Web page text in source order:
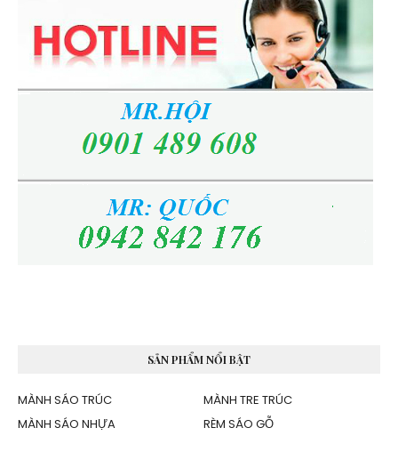
SẢN PHẨM NỔI BẬT
MÀNH SÁO TRÚC
MÀNH TRE TRÚC
MÀNH SÁO NHỰA
RÈM SÁO GỖ